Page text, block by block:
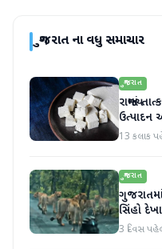
ગુજરાતના વધુ સમાચાર
ગુજરાત
રાજ્યમાં
ઉત્પાદન
13 કલાક
ગુજરાત
સિંહો
3 દિવસ